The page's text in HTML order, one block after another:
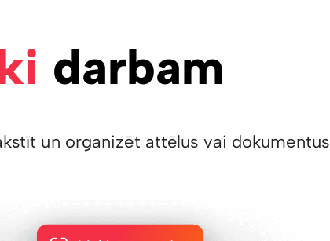
darbam
un organizēt attēlus vai dokumentus